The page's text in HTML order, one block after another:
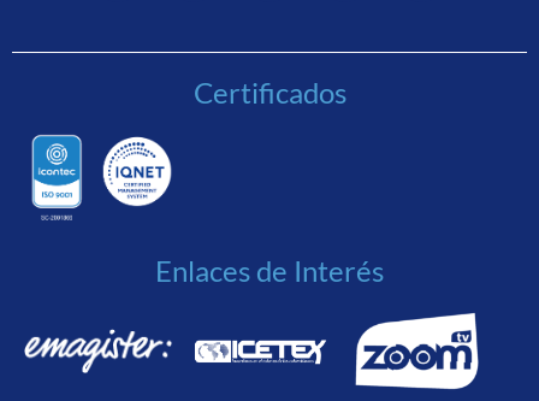
Certificados
Enlaces de Interés